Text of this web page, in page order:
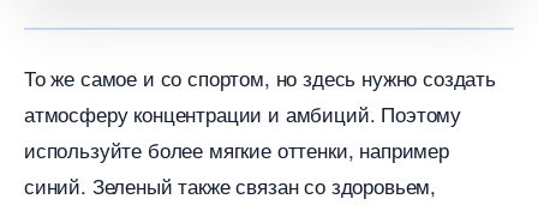
То же самое и со спортом, но здесь нужно создать
атмосферу концентрации и амбиций. Поэтому
используйте более мягкие оттенки, например
синий. Зеленый также связан со здоровьем,